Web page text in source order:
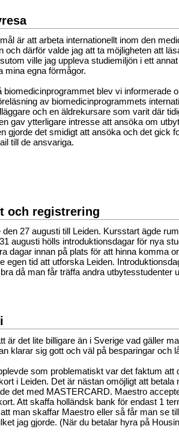
är att arbeta internationellt inom den
och därför valde jag att ta möjligheten att
ville jag uppleva studiemiljön i ett
mina egna förmågor.
biomedicinprogrammet blev vi informerade
av biomedicinprogrammets
och en äldrekursare som varit där
gav ytterligare intresse att ansöka om
gjorde det smidigt att ansöka och det gick
till de ansvariga.
och registrering
den 27 augusti till Leiden. Kursstart ägde
augusti hölls introduktionsdagar för nya
dagar innan på plats för att hinna komma
egen tid att utforska Leiden.
då man får träffa andra utbytesstudenter
är det lite billigare än i Sverige vad gäller
klarar sig gott och väl på besparingar och
som problematiskt var det faktum att
i Leiden. Det är nästan omöjligt att betala
det med MASTERCARD. Maestro
Att skaffa holländsk bank för endast 1
man skaffar Maestro eller så får man se
jag gjorde. (När du betalar hyra på